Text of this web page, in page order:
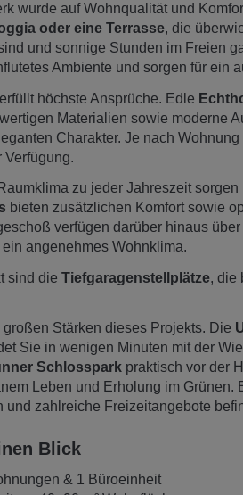
wurde auf Wohnqualität und
oder eine Terrasse, die
und sonnige Stunden im Freien
Ambiente und sorgen für ein
höchste Ansprüche. Edle
Materialien sowie moderne
Charakter. Je nach
Verfügung.
zu jeder Jahreszeit sorgen
bieten zusätzlichen Komfort sowie
verfügen darüber hinaus über
angenehmes Wohnklima.
sind die Tiefgaragenstellplätze, die
Stärken dieses Projekts. Die
Sie in wenigen Minuten mit der
Schlosspark praktisch vor der
Leben und Erholung im Grünen.
und zahlreiche Freizeitangebote
Blick
& 1 Büroeinheit